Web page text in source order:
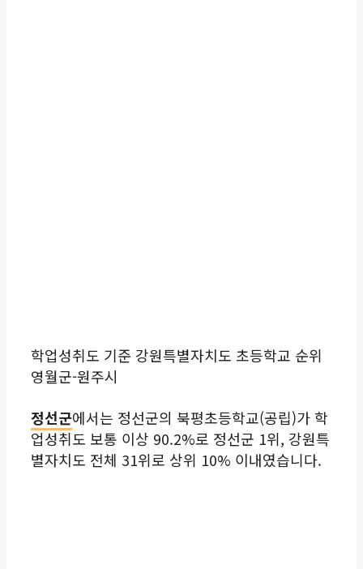
학업성취도 기준 강원특별자치도 초등학교 순위
영월군-원주시
정선군에서는 정선군의 북평초등학교(공립)가 학
업성취도 보통 이상 90.2%로 정선군 1위, 강원특
별자치도 전체 31위로 상위 10% 이내였습니다.